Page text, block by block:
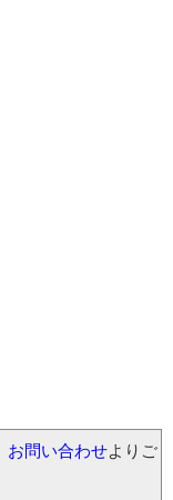
お問い合わせよりご